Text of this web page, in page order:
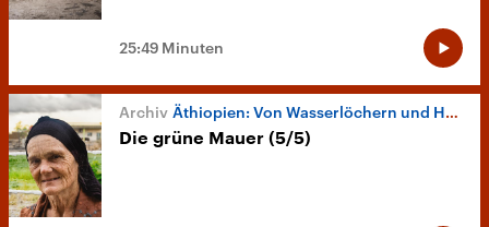
25:49 Minuten
Äthiopien: Von Wasserlöchern und Hochhäusern
Die grüne Mauer (5/5)